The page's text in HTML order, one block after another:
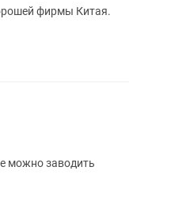
фирмы Китая.
можно заводить